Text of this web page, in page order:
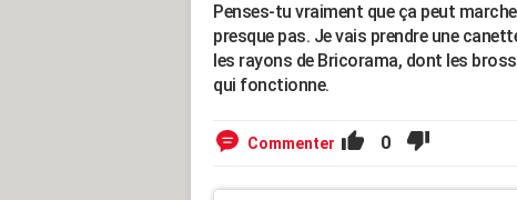
Penses-tu vraiment que ça peut
presque pas. Je vais prendre une
les rayons de Bricorama, dont les
qui fonctionne.
Commenter 0